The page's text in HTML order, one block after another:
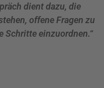
dient dazu, die
offene Fragen zu
Schritte einzuordnen.“